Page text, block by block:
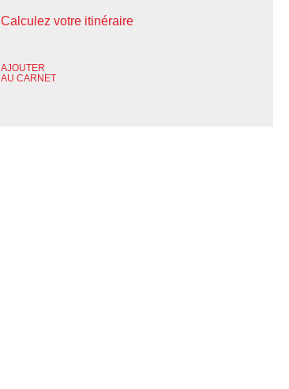
Calculez votre itinéraire
AJOUTER
AU CARNET